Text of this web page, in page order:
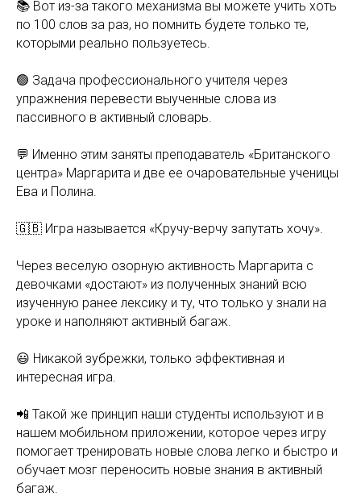
📚 Вот из-за такого механизма вы можете учить хоть
по 100 слов за раз, но помнить будете только те,
которыми реально пользуетесь.
🟢 Задача профессионального учителя через
упражнения перевести выученные слова из
пассивного в активный словарь.
💬 Именно этим заняты преподаватель «Британского
центра» Маргарита и две ее очаровательные ученицы
Ева и Полина.
🇬🇧 Игра называется «Кручу-верчу запутать хочу».
Через веселую озорную активность Маргарита с
девочками «достают» из полученных знаний всю
изученную ранее лексику и ту, что только у знали на
уроке и наполняют активный багаж.
😃 Никакой зубрежки, только эффективная и
интересная игра.
📲 Такой же принцип наши студенты используют и в
нашем мобильном приложении, которое через игру
помогает тренировать новые слова легко и быстро и
обучает мозг переносить новые знания в активный
багаж.